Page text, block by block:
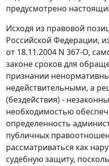
предусмотрено
Исходя из правовой
Российской Федерации,
от 18.11.2004 N 367-О,
законе сроков для
признании
недействительными, а
(бездействия) -
необходимостью
определенность
публичных
рассматриваться как
судебную защиту,